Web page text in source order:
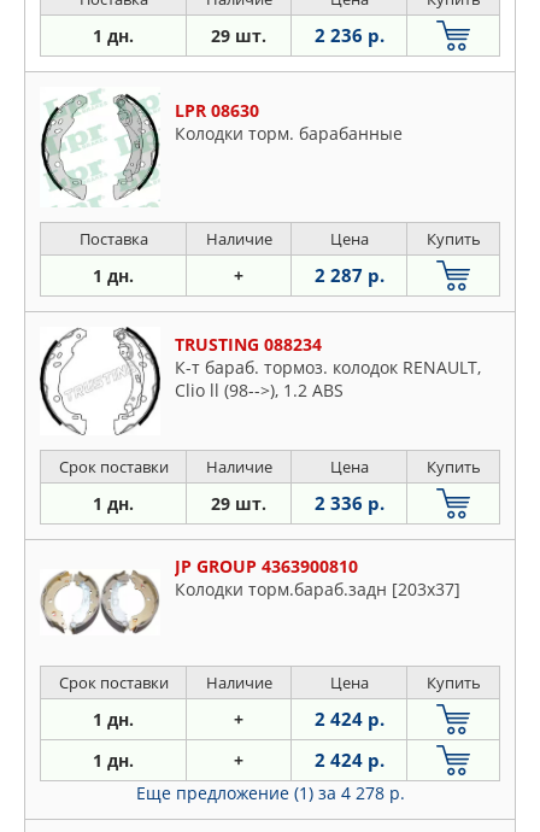
1 дн. 29 шт. 2 236 р.
LPR 08630
Колодки торм. барабанные
Поставка Наличие Цена Купить
1 дн. + 2 287 р.
TRUSTING 088234
К-т бараб. тормоз. колодок RENAULT,
Clio ll (98-->), 1.2 ABS
Срок поставки Наличие Цена Купить
1 дн. 29 шт. 2 336 р.
JP GROUP 4363900810
Колодки торм.бараб.задн [203x37]
Срок поставки Наличие Цена Купить
1 дн. + 2 424 р.
1 дн. + 2 424 р.
Еще предложение (1) за 4 278 р.